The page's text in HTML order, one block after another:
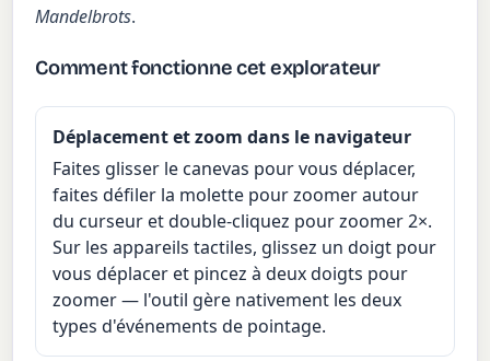
Mandelbrots.
Comment fonctionne cet explorateur
Déplacement et zoom dans le navigateur
Faites glisser le canevas pour vous déplacer,
faites défiler la molette pour zoomer autour
du curseur et double-cliquez pour zoomer 2×.
Sur les appareils tactiles, glissez un doigt pour
vous déplacer et pincez à deux doigts pour
zoomer — l'outil gère nativement les deux
types d'événements de pointage.